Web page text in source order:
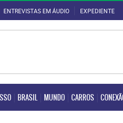
ENTREVISTAS EM ÁUDIO EXPEDIENTE
BRASIL MUNDO CARROS
BRASIL MUNDO CARROS